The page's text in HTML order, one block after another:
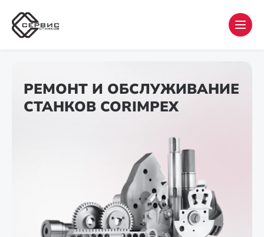
РЕМОНТ И ОБСЛУЖИВАНИЕ
СТАНКОВ CORIMPEX